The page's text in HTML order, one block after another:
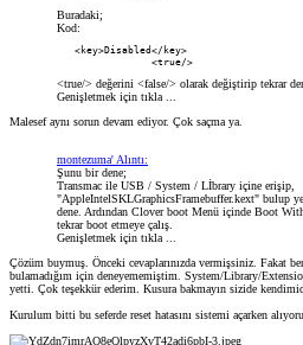
Buradaki;
Kod:
   <key>Disabled</key>
                <true/>
<true/> değerini <false/> olarak değiştirip tekrar
Genişletmek için tıkla ...
Malesef aynı sorun devam ediyor. Çok saçma ya.
montezuma' Alıntı:
Şunu bir dene;
Transmac ile USB / System / Lİbrary içine erişip,
"AppleIntelSKLGraphicsFramebuffer.kext" bulup
dene. Ardından Clover boot Menü içinde Boot
tekrar boot etmeye çalış.
Genişletmek için tıkla ...
Çözüm buymuş. Önceki cevaplarınızda vermişsiniz. Fakat
bulamadığım için deneyememiştim. System/Library/
yetti. Çok teşekkür ederim. Kusura bakmayın sizide
Kurulum bitti bu seferde reset hatasını sistemi açarken